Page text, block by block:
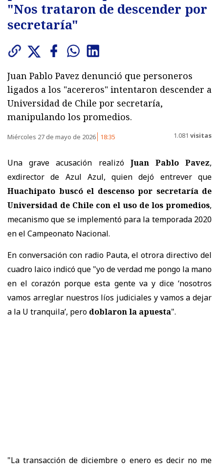
"Nos trataron de descender por
secretaría"
Juan Pablo Pavez denunció que personeros
ligados a los "acereros" intentaron descender a
Universidad de Chile por secretaría,
manipulando los promedios.
Miércoles 27 de mayo de 2026 18:35 1.081 visitas
Una grave acusación realizó Juan Pablo Pavez,
exdirector de Azul Azul, quien dejó entrever que
Huachipato buscó el descenso por secretaría de
Universidad de Chile con el uso de los promedios,
mecanismo que se implementó para la temporada 2020
en el Campeonato Nacional.
En conversación con radio Pauta, el otrora directivo del
cuadro laico indicó que "yo de verdad me pongo la mano
en el corazón porque esta gente va y dice ‘nosotros
vamos arreglar nuestros líos judiciales y vamos a dejar
a la U tranquila’, pero doblaron la apuesta".
"La transacción de diciembre o enero es decir no me